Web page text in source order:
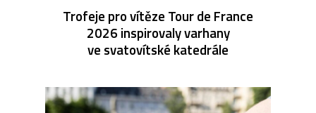
Trofeje pro vítěze Tour de France
2026 inspirovaly varhany
ve svatovítské katedrále